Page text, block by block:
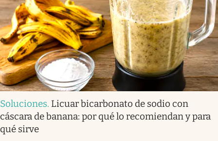
Soluciones. Licuar bicarbonato de sodio con
cáscara de banana: por qué lo recomiendan y para
qué sirve